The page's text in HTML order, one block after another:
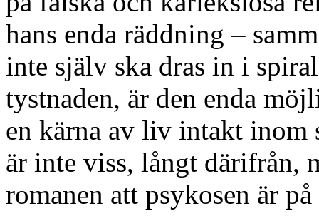
hans enda räddning –
inte själv ska dras in i
tystnaden, är den enda
en kärna av liv intakt inom
är inte viss, långt därifrån,
romanen att psykosen är